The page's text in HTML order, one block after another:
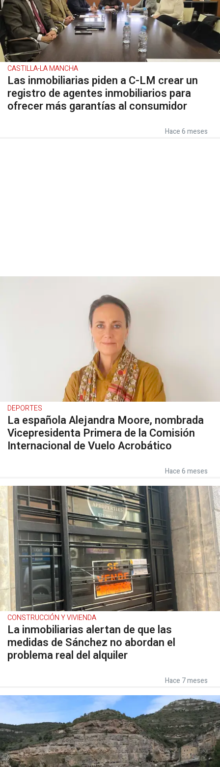
CASTILLA-LA MANCHA
Las inmobiliarias piden a C-LM crear un
registro de agentes inmobiliarios para
ofrecer más garantías al consumidor
Hace 6 meses
DEPORTES
La española Alejandra Moore, nombrada
Vicepresidenta Primera de la Comisión
Internacional de Vuelo Acrobático
Hace 6 meses
CONSTRUCCIÓN Y VIVIENDA
La inmobiliarias alertan de que las
medidas de Sánchez no abordan el
problema real del alquiler
Hace 7 meses